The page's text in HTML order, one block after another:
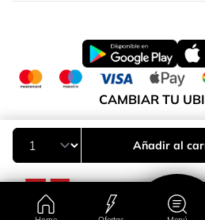
Añadir al
CAMBIAR TU
Península y